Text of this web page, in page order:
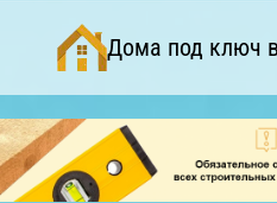
Дома под ключ